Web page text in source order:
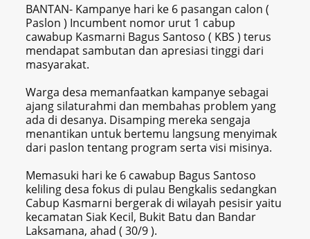
BANTAN- Kampanye hari ke 6 pasangan calon (
Paslon ) Incumbent nomor urut 1 cabup
cawabup Kasmarni Bagus Santoso ( KBS ) terus
mendapat sambutan dan apresiasi tinggi dari
masyarakat.
Warga desa memanfaatkan kampanye sebagai
ajang silaturahmi dan membahas problem yang
ada di desanya. Disamping mereka sengaja
menantikan untuk bertemu langsung menyimak
dari paslon tentang program serta visi misinya.
Memasuki hari ke 6 cawabup Bagus Santoso
keliling desa fokus di pulau Bengkalis sedangkan
Cabup Kasmarni bergerak di wilayah pesisir yaitu
kecamatan Siak Kecil, Bukit Batu dan Bandar
Laksamana, ahad ( 30/9 ).